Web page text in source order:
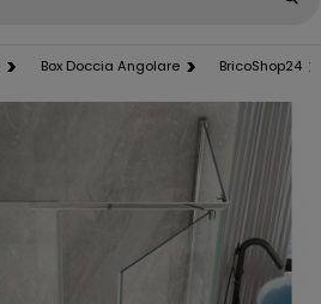
Box Doccia Angolare BricoShop24